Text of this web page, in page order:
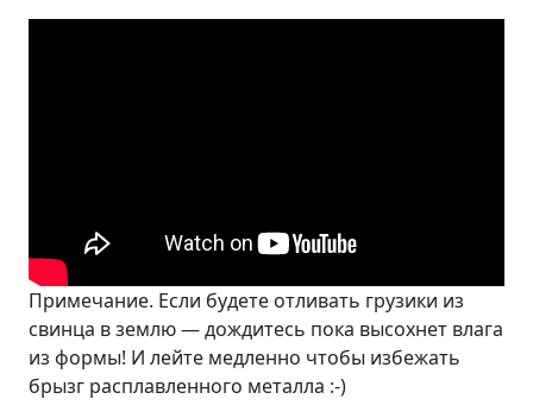
Примечание. Если будете отливать грузики из
свинца в землю — дождитесь пока высохнет влага
из формы! И лейте медленно чтобы избежать
брызг расплавленного металла :-)